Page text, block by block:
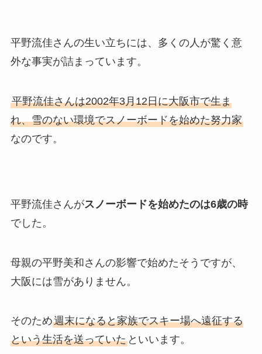
平野流佳さんの生い立ちには、多くの人が驚く意
外な事実が詰まっています。
平野流佳さんは2002年3月12日に大阪市で生ま
れ、雪のない環境でスノーボードを始めた努力家
なのです。
平野流佳さんがスノーボードを始めたのは6歳の時
でした。
母親の平野美和さんの影響で始めたそうですが、
大阪には雪がありません。
そのため週末になると家族でスキー場へ遠征する
という生活を送っていたといいます。